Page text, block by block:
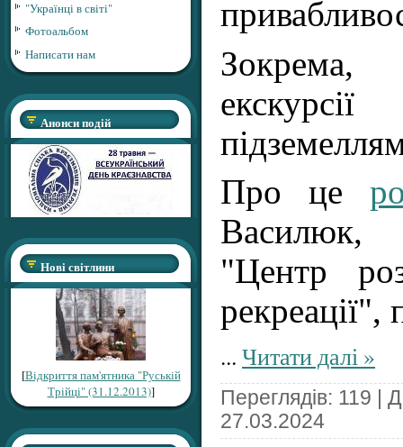
"Українці в світі"
Фотоальбом
Написати нам
Анонси подій
Нові світлини
[Відкриття пам'ятника "Руській
Трійці" (31.12.2013)]
Зокрема,
Про це
Василюк,
"Центр
... Читати далі »
Переглядів: 119 |
27.03.2024